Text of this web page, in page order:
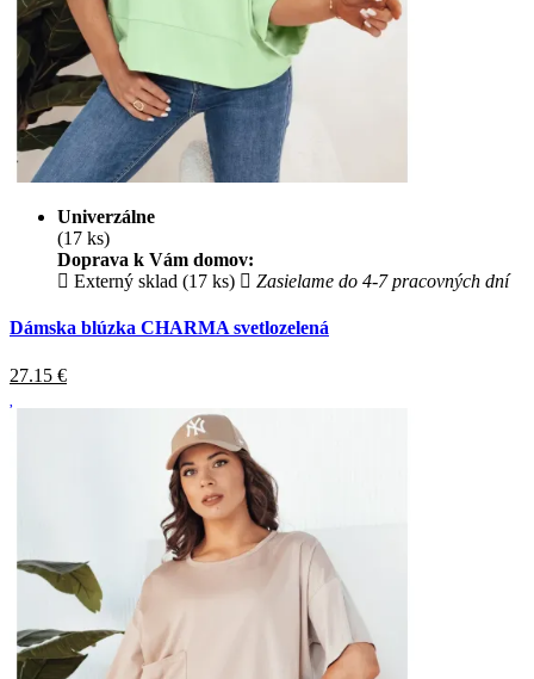
Univerzálne
(17 ks)
Doprava k Vám domov:
Externý sklad (17 ks)
Zasielame do 4-7 pracovných dní
Dámska blúzka CHARMA svetlozelená
27.15 €